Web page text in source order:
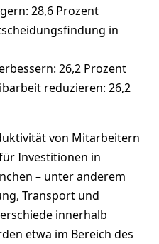
28,6 Prozent
in
26,2 Prozent
reduzieren: 26,2
von Mitarbeitern
Investitionen in
– unter anderem
Transport und
innerhalb
etwa im Bereich des